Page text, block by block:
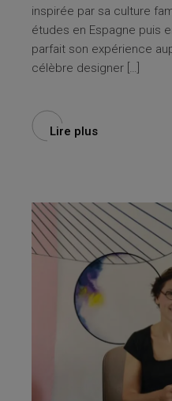
inspirée par sa culture
études en Espagne puis
parfait son expérience
célèbre designer […]
Lire plus